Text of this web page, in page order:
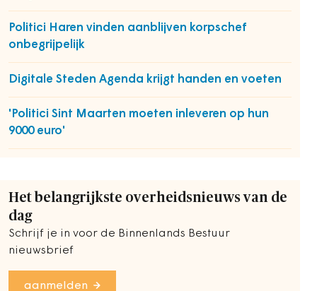
Politici Haren vinden aanblijven korpschef
onbegrijpelijk
Digitale Steden Agenda krijgt handen en voeten
'Politici Sint Maarten moeten inleveren op hun
9000 euro'
Het belangrijkste overheidsnieuws van de
dag
Schrijf je in voor de Binnenlands Bestuur
nieuwsbrief
aanmelden